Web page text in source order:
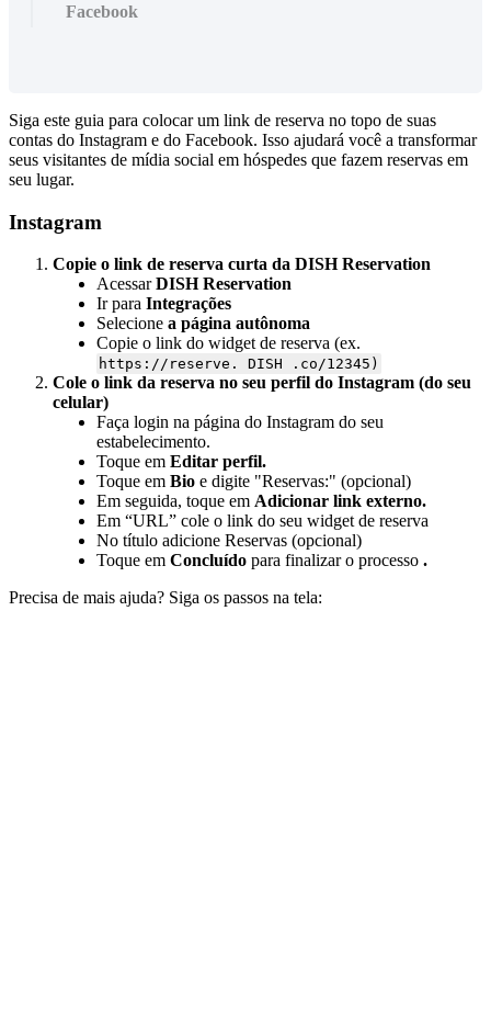
Facebook
Siga este guia para colocar um link de reserva no topo de suas
contas do Instagram e do Facebook. Isso ajudará você a transformar
seus visitantes de mídia social em hóspedes que fazem reservas em
seu lugar.
Instagram
Copie o link de reserva curta da DISH Reservation
AcessarDISH Reservation
Ir para Integrações
Selecione a página autônoma
Copie o link do widget de reserva (ex.
https://reserve. DISH .co/12345)
Cole o link da reserva no seu perfil do Instagram (do seu
celular)
Faça login na página do Instagram do seu
estabelecimento.
Toque em Editar perfil.
Toque em Bio e digite "Reservas:" (opcional)
Em seguida, toque em Adicionar link externo.
Em “URL” cole o link do seu widget de reserva
No título adicione Reservas (opcional)
Toque em Concluído para finalizar o processo .
Precisa de mais ajuda? Siga os passos na tela: